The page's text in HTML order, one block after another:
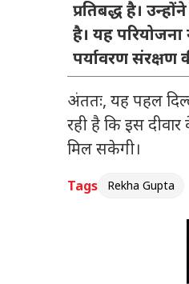
प्रतिबद्ध है।
है। यह
पर्यावरण संरक्षण
अंततः, यह पहल
रही है कि इस
मिल सकेगी।
Tags Rekha Gupta